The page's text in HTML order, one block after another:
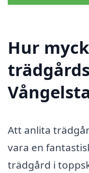
Hur
Att anlita
vara en
trädgård i